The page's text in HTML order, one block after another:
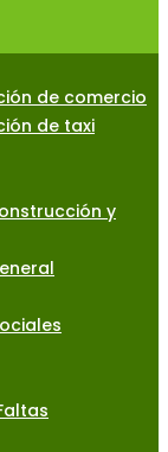
de comercio
de taxi
y